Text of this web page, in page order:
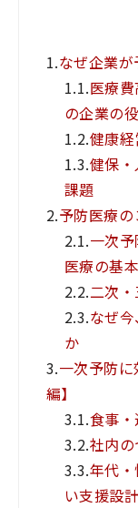
1.なぜ企業
1.1.医療
の企業の
1.2.健康
1.3.健保
課題
2.予防医療
2.1.一次
医療の基
2.2.二次
2.3.なぜ
か
3.一次予防
編】
3.1.食事
3.2.社内
3.3.年代
い支援設計